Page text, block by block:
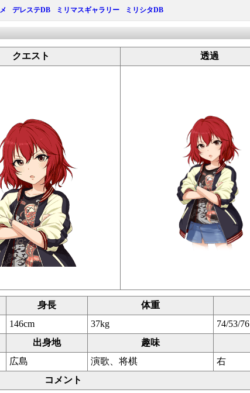
デレステDB ミリマスギャラリー ミリシタDB
クエスト 透過
身長 体重
146cm 37kg
74/53/76
出身地 趣味
広島 演歌、将棋
右
コメント